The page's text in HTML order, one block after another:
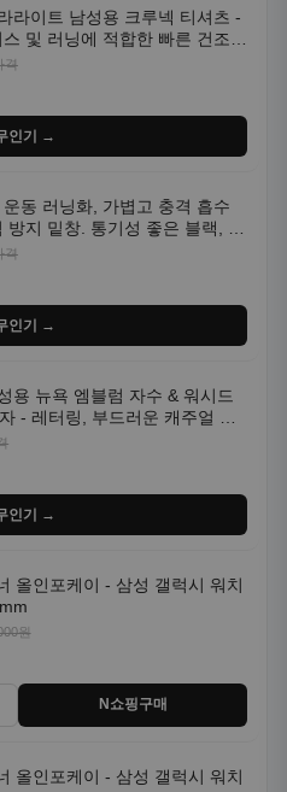
라이트 남성용 크루넥 티셔츠 -
및 러닝에 적합한 빠른 건조,
흡수 반팔 운동복
격
인기 →
동 러닝화, 가볍고 충격 흡수
방지 밑창. 통기성 좋은 블랙, 화
이션 색상
격
인기 →
용 뉴욕 엠블럼 자수 & 워시드
- 레터링, 부드러운 캐주얼 모
인기 →
올인포케이 - 삼성 갤럭시 워치
원
N쇼핑구매
올인포케이 - 삼성 갤럭시 워치